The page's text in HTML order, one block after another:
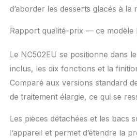
d’aborder les desserts glacés à la
Rapport qualité-prix — ce modèle
Le NC502EU se positionne dans
inclus, les dix fonctions et la
Comparé aux versions standard
de traitement élargie, ce qui se
Les pièces détachées et les bacs
l’appareil et permet d’étendre la